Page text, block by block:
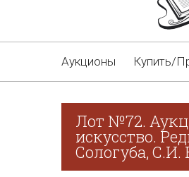
Аукционы Купить/
Лот №72.
искусство.
Сологуба,